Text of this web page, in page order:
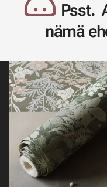
Psst.
nämä